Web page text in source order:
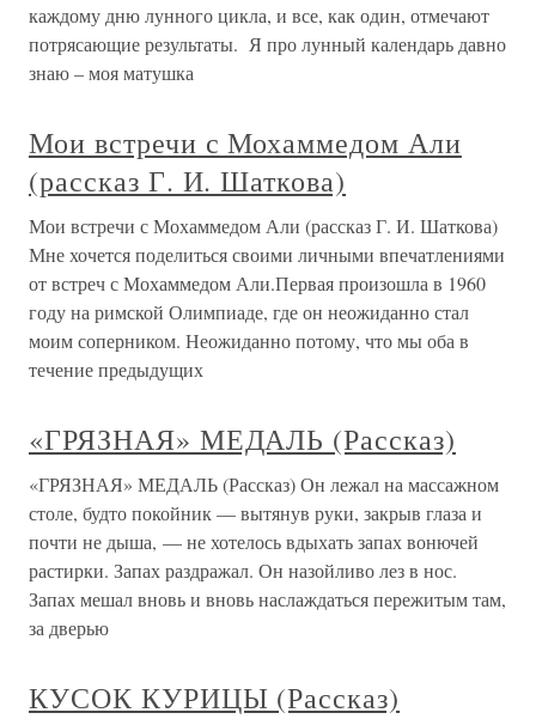
каждому дню лунного цикла, и все, как один, отмечают
потрясающие результаты. Я про лунный календарь давно
знаю – моя матушка
Мои встречи с Мохаммедом Али
(рассказ Г. И. Шаткова)
Мои встречи с Мохаммедом Али (рассказ Г. И. Шаткова)
Мне хочется поделиться своими личными впечатлениями
от встреч с Мохаммедом Али.Первая произошла в 1960
году на римской Олимпиаде, где он неожиданно стал
моим соперником. Неожиданно потому, что мы оба в
течение предыдущих
«ГРЯЗНАЯ» МЕДАЛЬ (Рассказ)
«ГРЯЗНАЯ» МЕДАЛЬ (Рассказ) Он лежал на массажном
столе, будто покойник — вытянув руки, закрыв глаза и
почти не дыша, — не хотелось вдыхать запах вонючей
растирки. Запах раздражал. Он назойливо лез в нос.
Запах мешал вновь и вновь наслаждаться пережитым там,
за дверью
КУСОК КУРИЦЫ (Рассказ)